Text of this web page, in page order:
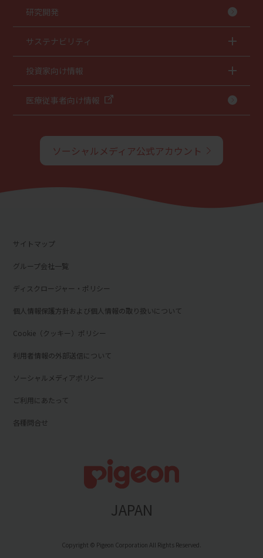
研究開発
サステナビリティ
投資家向け情報
医療従事者向け情報
ソーシャルメディア公式アカウント
サイトマップ
グループ会社一覧
ディスクロージャー・ポリシー
個人情報保護方針および個人情報の取り扱いについて
Cookie（クッキー）ポリシー
利用者情報の外部送信について
ソーシャルメディアポリシー
ご利用にあたって
各種問合せ
JAPAN
Copyright © Pigeon Corporation All Rights Reserved.